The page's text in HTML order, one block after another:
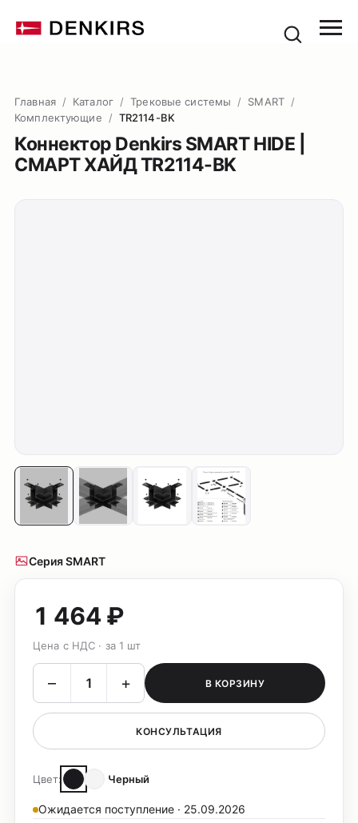
Главная / Каталог / Трековые системы / SMART /
Комплектующие
/ TR2114-BK
Коннектор Denkirs SMART HIDE |
СМАРТ ХАЙД TR2114-BK
Серия SMART
1 464 ₽
Цена с НДС · за 1 шт
– + В КОРЗИНУ
КОНСУЛЬТАЦИЯ
Цвет: Черный
Ожидается поступление · 25.09.2026